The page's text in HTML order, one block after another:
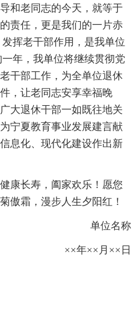
和老同志的今天，就等于
责任，更是我们的一片赤
挥老干部作用，是我单位
年，我单位将继续贯彻党
干部工作，为全单位退休
，让老同志安享幸福晚
大退休干部一如既往地关
宁夏教育事业发展建言献
息化、现代化建设作出新
康长寿，阖家欢乐！愿您
傲霜，漫步人生夕阳红！
单位名称
××年××月××日